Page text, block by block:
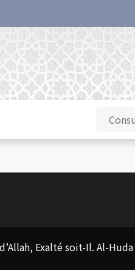
Exalté soit-Il. Al-